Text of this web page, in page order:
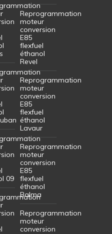
09
Reprogrammation
moteur
conversion
E85
flexfuel
éthanol
Revel
Reprogrammation
moteur
conversion
E85
flexfuel
éthanol
Lavaur
Reprogrammation
moteur
conversion
E85
flexfuel
éthanol
Balma
Reprogrammation
moteur
conversion